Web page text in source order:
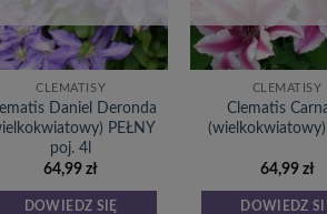
CLEMATISY
Daniel Deronda
PEŁNY
poj. 4l
64,99zł
DOWIEDZ SIĘ
CLEMATISY
Clematis
(wielkokwiatowy)
64,99 zł
DOWIEDZ